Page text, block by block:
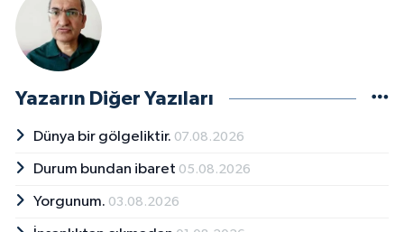
Yazarın Diğer Yazıları
Dünya bir gölgeliktir. 07.08.2026
Durum bundan ibaret 05.08.2026
Yorgunum. 03.08.2026